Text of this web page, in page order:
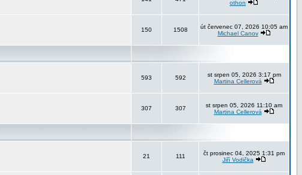
othon
150 1508
út červenec 07, 2026 10:05 am
Michael Canov
593 592
st srpen 05, 2026 3:17 pm
Martina Cellerová
307 307
st srpen 05, 2026 11:10 am
Martina Cellerová
21 111
čt prosinec 04, 2025 1:31 pm
Jiří Vodička